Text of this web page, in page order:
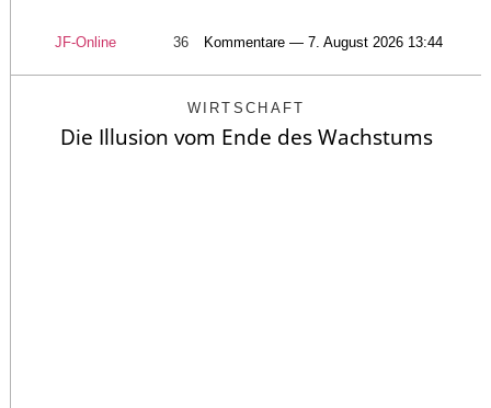
JF-Online 36 Kommentare — 7. August 2026 13:44
WIRTSCHAFT
Die Illusion vom Ende des Wachstums